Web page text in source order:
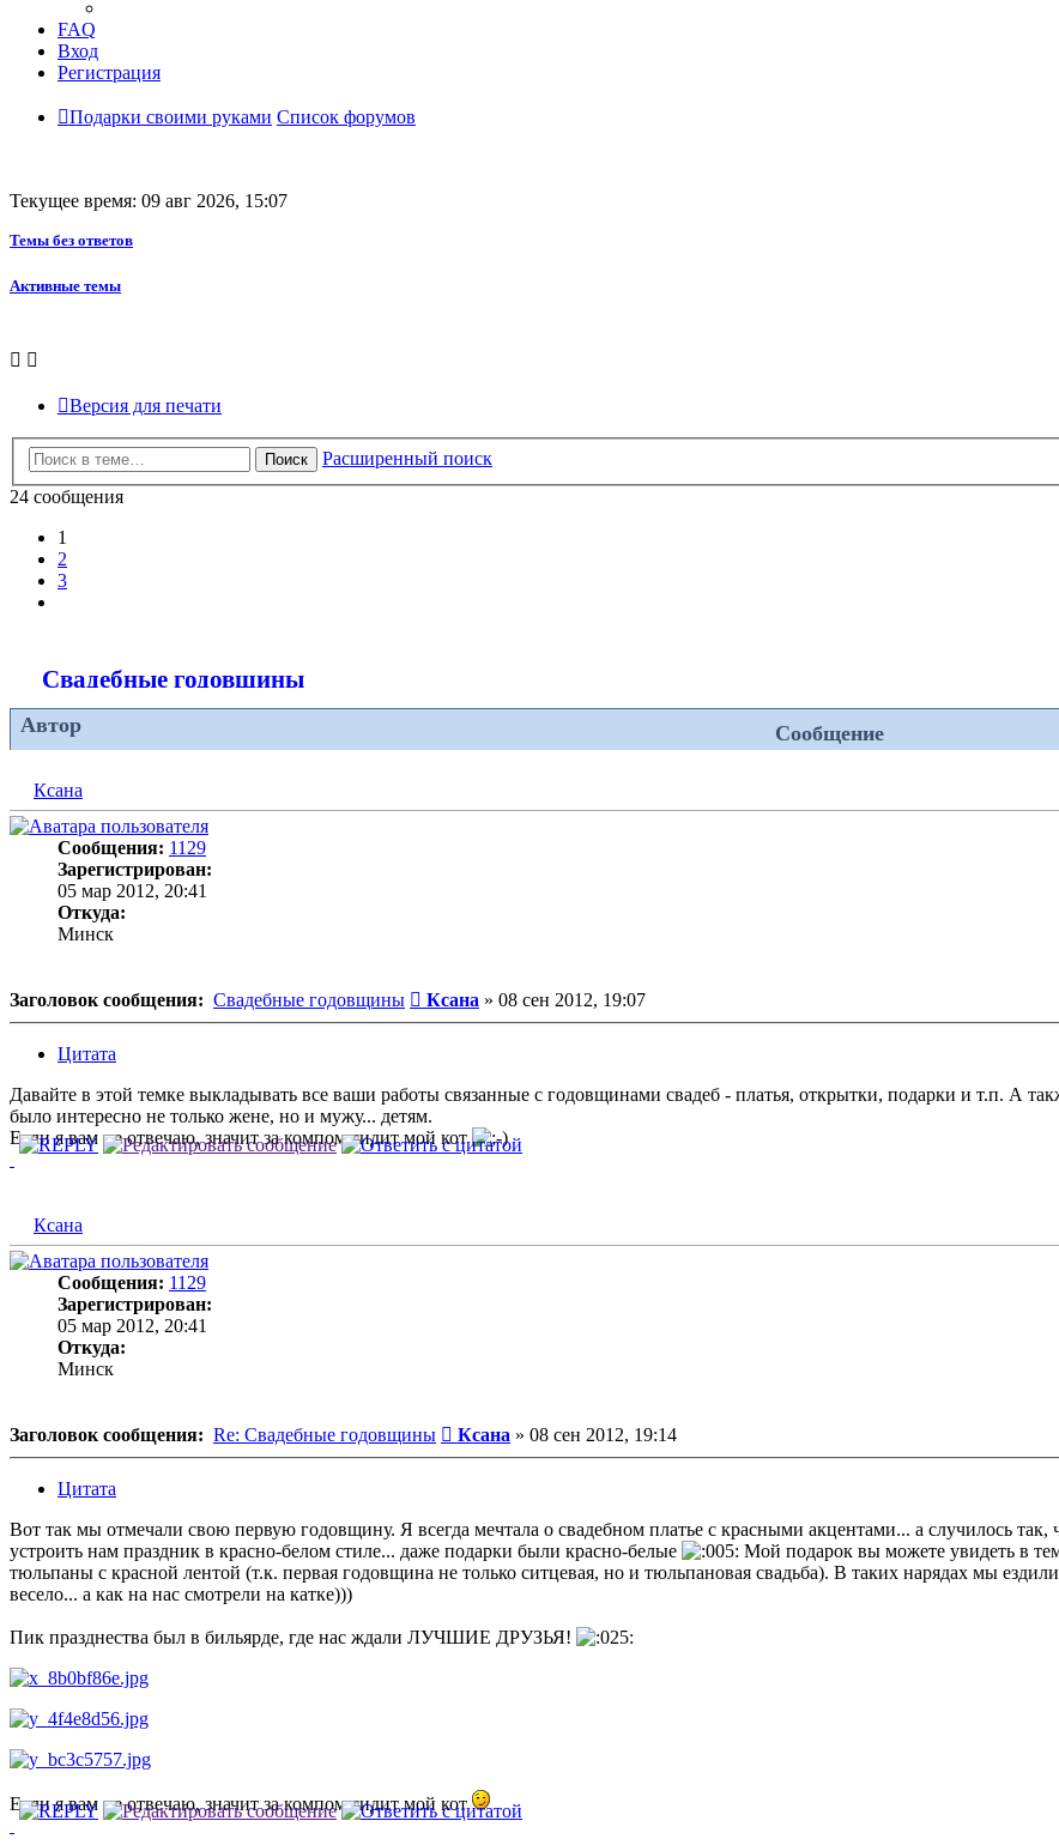
FAQ
Вход
Регистрация
Подарки своими руками Список форумов
Текущее время: 09 авг 2026, 15:07
Темы без ответов
Активные темы
Версия для печати
Поиск
Расширенный поиск
24 сообщения
1
2
3
Свадебные годовщины
Автор Сообщение
Ксана
Сообщения: 1129
Зарегистрирован:
05 мар 2012, 20:41
Откуда:
Минск
Заголовок сообщения: Свадебные годовщины Сообщение
Ксана » 08 сен 2012, 19:07
Цитата
Давайте в этой темке выкладывать все ваши работы связанные с годовщинами свадеб - платья, открытки, подарки и т.п. А
было интересно не только жене, но и мужу... детям.
Если я вам не отвечаю, значит за компом сидит мой кот
Ксана
Сообщения: 1129
Зарегистрирован:
05 мар 2012, 20:41
Откуда:
Минск
Заголовок сообщения: Re: Свадебные годовщины Сообщение
Ксана » 08 сен 2012, 19:14
Цитата
Вот так мы отмечали свою первую годовщину. Я всегда мечтала о свадебном платье с красными акцентами... а случилось
устроить нам праздник в красно-белом стиле... даже подарки были красно-белые
Мой подарок вы можете увидеть в
тюльпаны с красной лентой (т.к. первая годовщина не только ситцевая, но и тюльпановая свадьба). В таких нарядах мы
весело... а как на нас смотрели на катке)))
Пик празднества был в бильярде, где нас ждали ЛУЧШИЕ ДРУЗЬЯ!
Если я вам не отвечаю, значит за компом сидит мой кот